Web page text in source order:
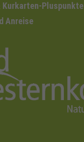
Kurkarten-Pluspunkte
Anreise